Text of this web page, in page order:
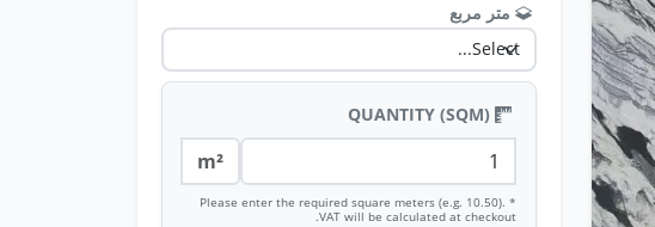
متر مربع
m²
* Please enter the required square meters (e.g. 10.50).
VAT will be calculated at checkout.